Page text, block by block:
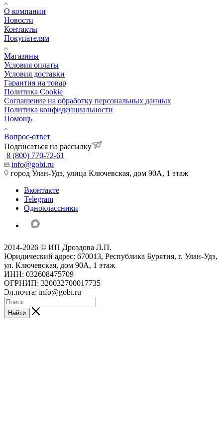
О компании
Новости
Контакты
Покупателям
Магазины
Условия оплаты
Условия доставки
Гарантия на товар
Политика Cookie
Соглашение на обработку персональных данных
Политика конфиденциальности
Помощь
Вопрос-ответ
Подписаться на рассылку
8 (800) 770-72-61
info@gobi.ru
город Улан-Удэ, улица Ключевская, дом 90А, 1 этаж
Вконтакте
Telegram
Одноклассники
2014-2026 © ИП Дроздова Л.П.
Юридический адрес: 670013, Республика Бурятия, г. Улан-Удэ,
ул. Ключевская, дом 90А, 1 этаж
ИНН: 032608475709
ОГРНИП: 320032700017735
Эл.почта: info@gobi.ru
Найти